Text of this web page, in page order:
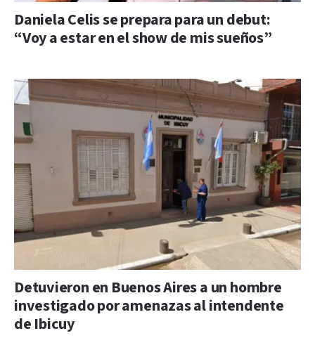
Daniela Celis se prepara para un debut:
“Voy a estar en el show de mis sueños”
Detuvieron en Buenos Aires a un hombre
investigado por amenazas al intendente
de Ibicuy